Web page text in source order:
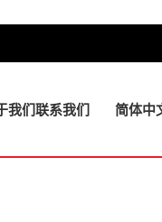
我们联系我们 简体中